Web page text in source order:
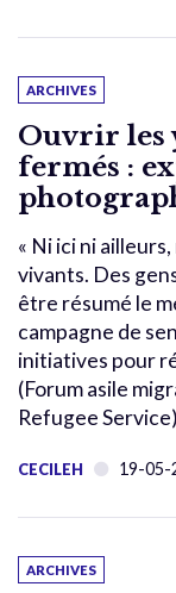
ARCHIVES
Ouvrir les
fermés :
« Ni ici ni
vivants. Des
être résumé le
campagne de
initiatives pour
(Forum asile
Refugee Service)
CECILEH 19-05-
ARCHIVES